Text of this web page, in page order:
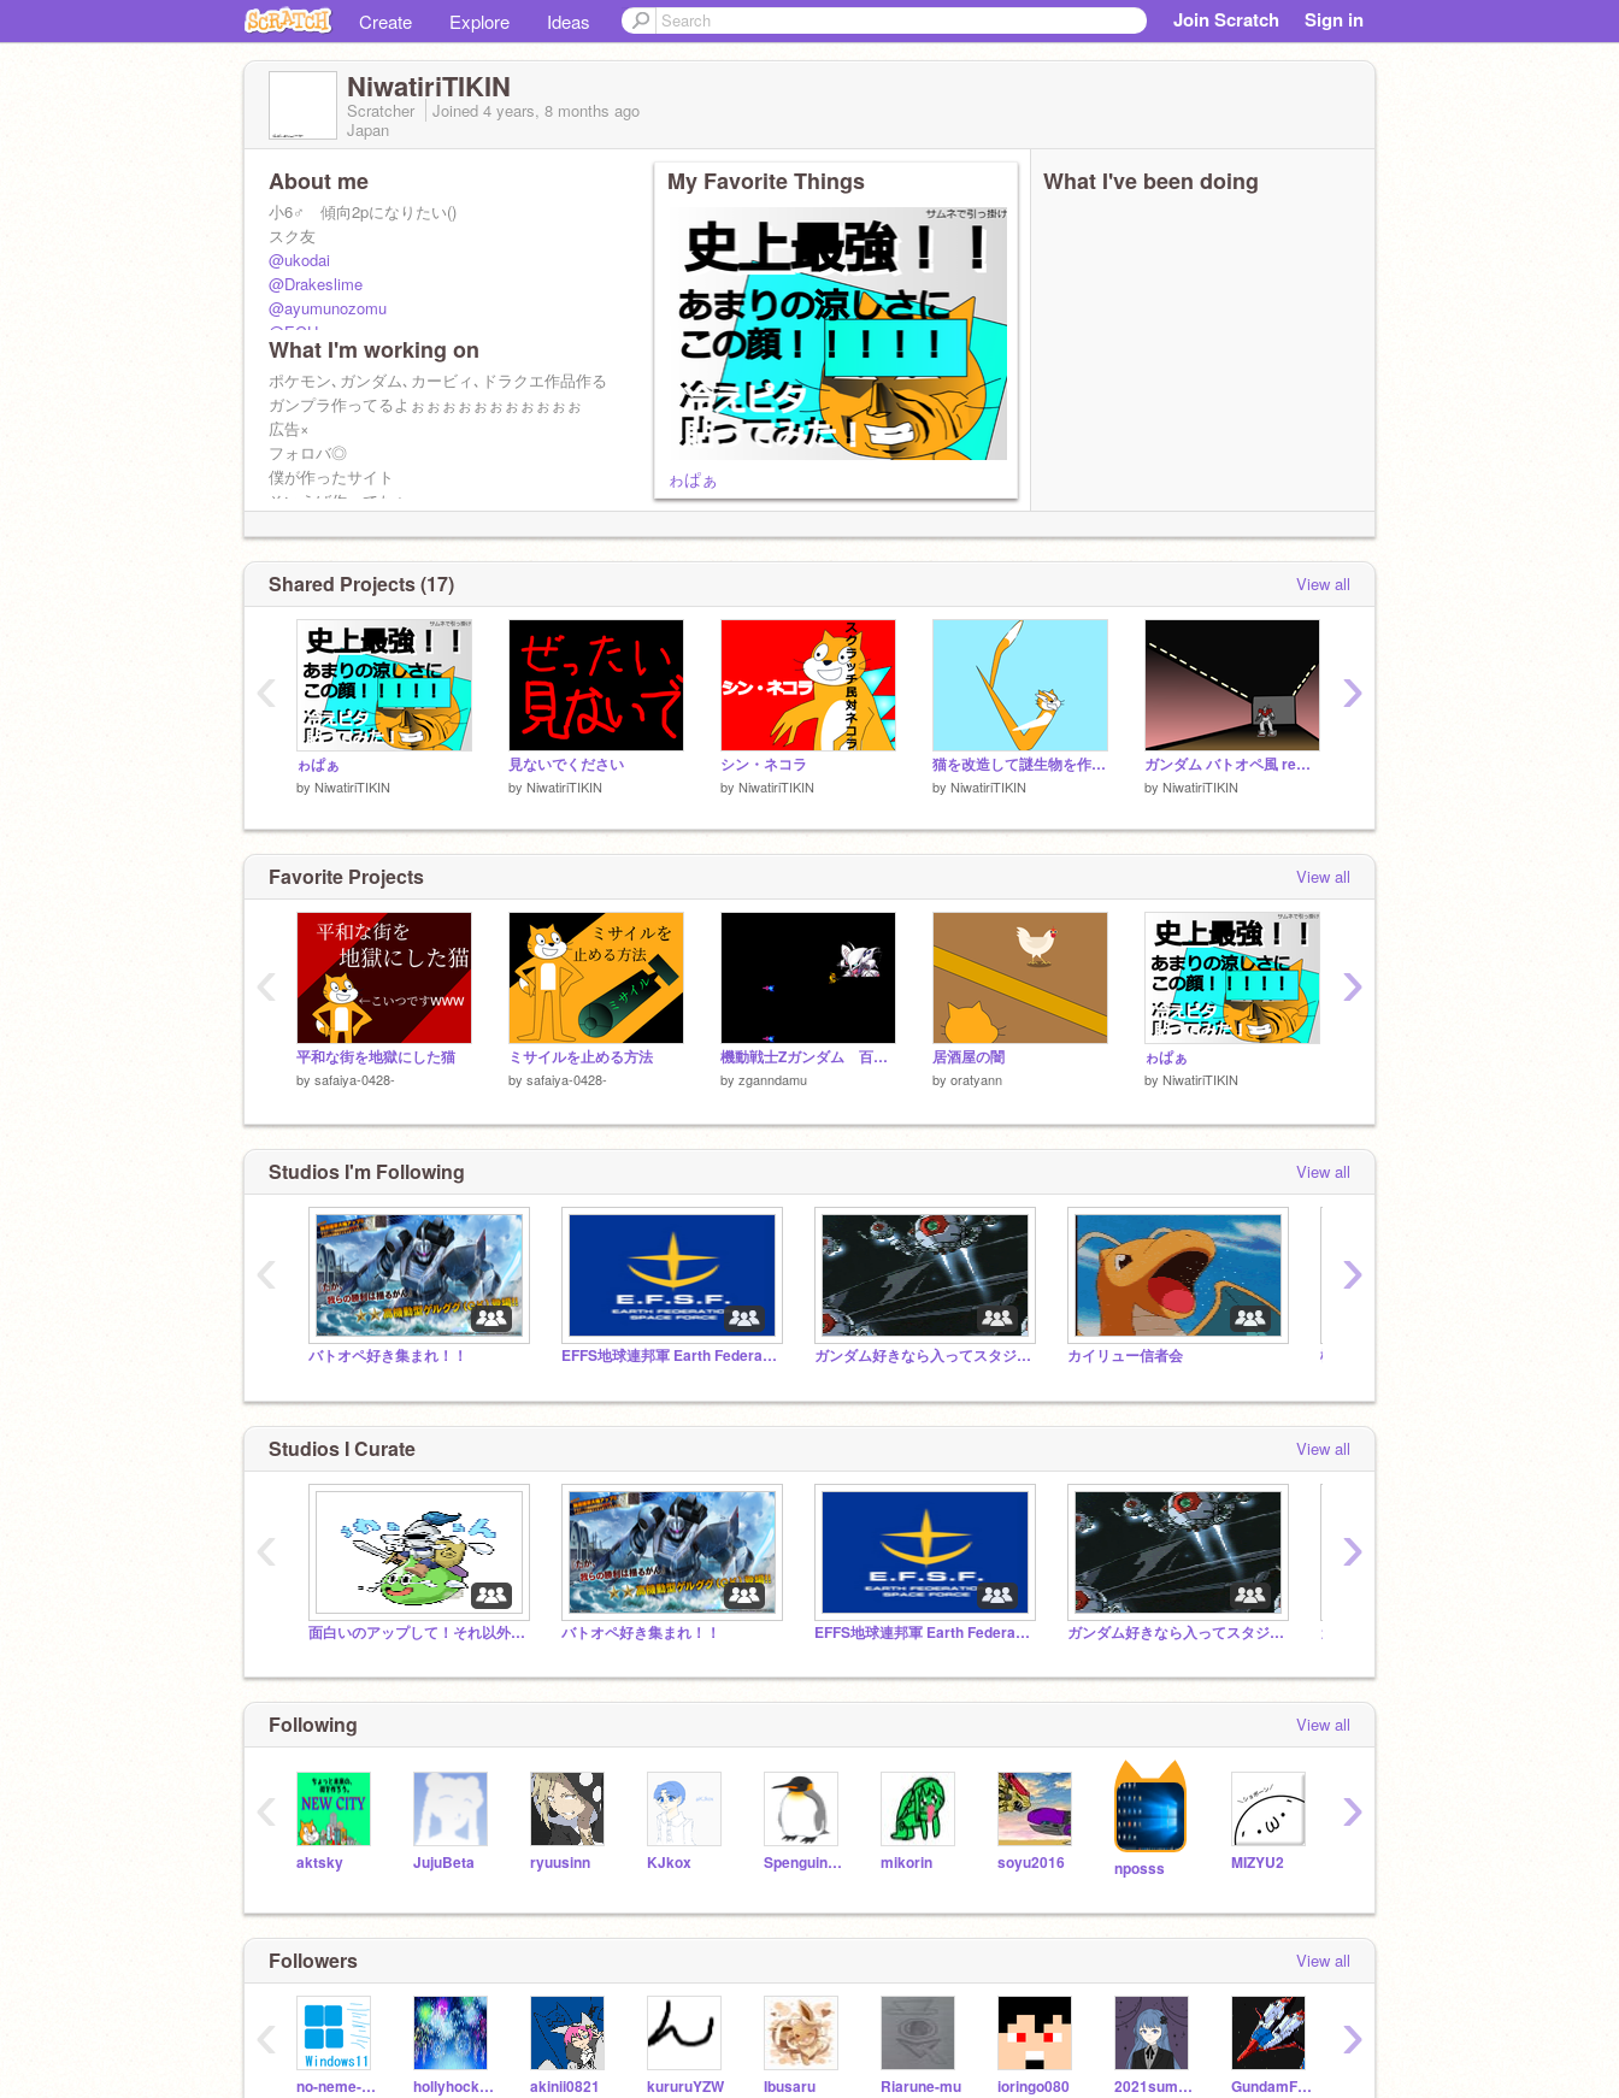
Create Explore Ideas Join Scratch Sign in
NiwatiriTIKIN
Scratcher Joined 4 years, 8 months ago
Japan
About me
小6♂ 傾向2pになりたい()
スク友
@ukodai
@Drakeslime
@ayumunozomu
@EGUyu-
@JastHat
@TKGkun
@Oganian5
リア友
@Reo0
サブ垢
@The_Final_TIKIN
@TKG-TIKIN
サブサブサブ垢
@RGM_79_GM
What I'm working on
ポケモン､ガンダム､カービィ､ドラクエ作品作る
ガンプラ作ってるよぉぉぉぉぉぉぉぉぉぉぉ
広告×
フォロバ◎
僕が作ったサイト
そいえば作ってた↓
https://niwatiritikin.1web.jp
https://1web.jp/user/#
My Favorite Things
ゎぱぁ
What I've been doing
Shared Projects (17) View all
ゎぱぁ
by NiwatiriTIKIN
見ないでください
by NiwatiriTIKIN
シン・ネコラ
by NiwatiriTIKIN
猫を改造して謎生物を作ろう remix
by NiwatiriTIKIN
ガンダム バトオペ風 remix
by NiwatiriTIKIN
‹ ›
Favorite Projects View all
平和な街を地獄にした猫
by safaiya-0428-
ミサイルを止める方法
by safaiya-0428-
機動戦士Zガンダム 百式VSキュベレイ
by zganndamu
居酒屋の闇
by oratyann
ゎぱぁ
by NiwatiriTIKIN
‹ ›
Studios I'm Following View all
バトオペ好き集まれ！！ EFFS地球連邦軍 Earth Federation Forces ガンダム好きなら入ってスタジオ(凸)ジム カイリュー信者会 機動戦士ガンダム『スタジオ』
‹ ›
Studios I Curate View all
面白いのアップして！それ以外でもいいよ！ バトオペ好き集まれ！！ EFFS地球連邦軍 Earth Federation Forces ガンダム好きなら入ってスタジオ(凸)ジム ガンダム好きな人集まれ
‹ ›
Following View all
aktsky JujuBeta ryuusinn KJkox SpenguinS2016 mikorin soyu2016 nposss MIZYU2
‹ ›
Followers View all
no-neme-user hollyhock-aoi akinii0821 kururuYZW Ibusaru Riarune-mu ioringo080 2021suma1ru GundamFan2021
‹ ›